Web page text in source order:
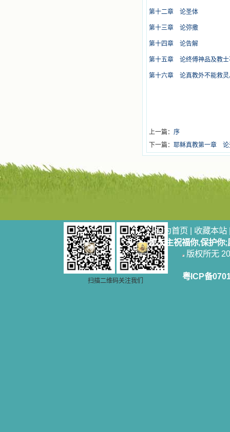
第十二章 论圣体
第十三章 论弥撒
第十四章 论告解
第十五章 论终傅神品及教士
第十六章 论真教外不能救灵
上一篇： 序
下一篇： 耶稣真教第一章 论
扫描二维码关注我们
设为首页 | 收藏本站
愿天主祝福你,保护你
版权所无
粤ICP备